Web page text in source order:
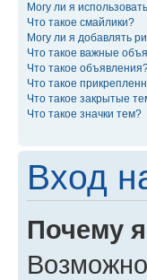
Могу ли я
Что такое смайлики?
Могу ли я добавлять
Что такое важные
Что такое
Что такое
Что такое закрытые
Что такое значки тем?
Вход
Почему